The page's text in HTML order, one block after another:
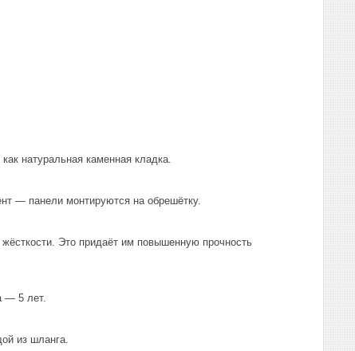
натуральная каменная кладка.
— панели монтируются на обрешётку.
Это придаёт им повышенную прочность
— 5 лет.
из шланга.